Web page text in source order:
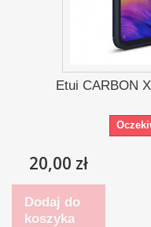
Etui CARBON
20,00 zł
Dodaj do
koszyka